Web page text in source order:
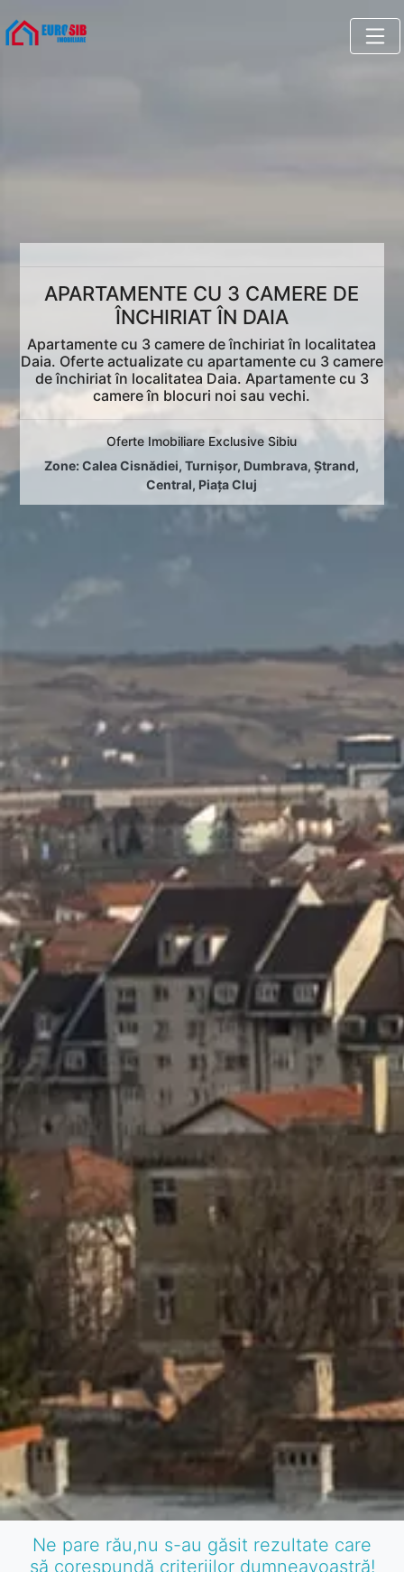
APARTAMENTE CU 3 CAMERE DE
ÎNCHIRIAT ÎN DAIA
Apartamente cu 3 camere de închiriat în localitatea
Daia. Oferte actualizate cu apartamente cu 3 camere
de închiriat în localitatea Daia. Apartamente cu 3
camere în blocuri noi sau vechi.
Oferte Imobiliare Exclusive Sibiu
Zone:Calea Cisnădiei,Turnișor, Dumbrava,Ștrand,
Central, Piața Cluj
Ne pare rău,nu s-au găsit rezultate care
să corespundă criteriilor dumneavoastră!